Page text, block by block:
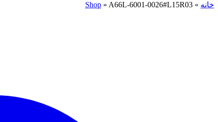
خانه »
Shop » A66L-6001-0026#L15R03